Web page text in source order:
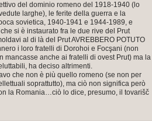
del dominio romeno del 1918-1940 (lo
larghe), le ferite della guerra e la
sovietica, 1940-1941 e 1944-1989, e
si è instaurato fra le due rive del Prut
al di là del Prut AVREBBERO POTUTO
i loro fratelli di Dorohoi e Focşani (non
mancasse anche ai fratelli di ovest Prut) ma la
ha deciso altrimenti.
che non è più quello romeno (se non per
soprattutto), ma ciò non significa però
la Romania…ciò lo dice, presumo, il tovarišč